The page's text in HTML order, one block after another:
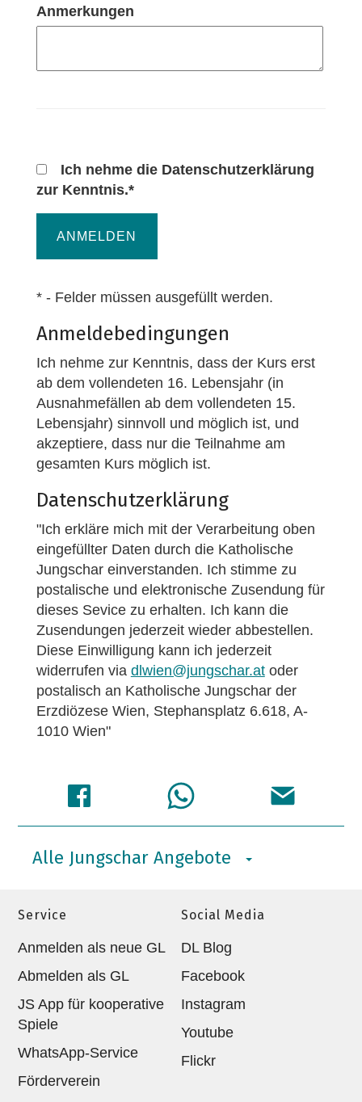
Anmerkungen
Ich nehme die Datenschutzerklärung
zur Kenntnis.*
ANMELDEN
* - Felder müssen ausgefüllt werden.
Anmeldebedingungen
Ich nehme zur Kenntnis, dass der Kurs erst
ab dem vollendeten 16. Lebensjahr (in
Ausnahmefällen ab dem vollendeten 15.
Lebensjahr) sinnvoll und möglich ist, und
akzeptiere, dass nur die Teilnahme am
gesamten Kurs möglich ist.
Datenschutzerklärung
"Ich erkläre mich mit der Verarbeitung oben
eingefüllter Daten durch die Katholische
Jungschar einverstanden. Ich stimme zu
postalische und elektronische Zusendung für
dieses Sevice zu erhalten. Ich kann die
Zusendungen jederzeit wieder abbestellen.
Diese Einwilligung kann ich jederzeit
widerrufen via dlwien@jungschar.atoder
postalisch an Katholische Jungschar der
Erzdiözese Wien, Stephansplatz 6.618, A-
1010 Wien"
Alle Jungschar Angebote
Service
Anmelden als neue GL
Abmelden als GL
JS App für kooperative
Spiele
WhatsApp-Service
Förderverein
Social Media
DL Blog
Facebook
Instagram
Youtube
Flickr